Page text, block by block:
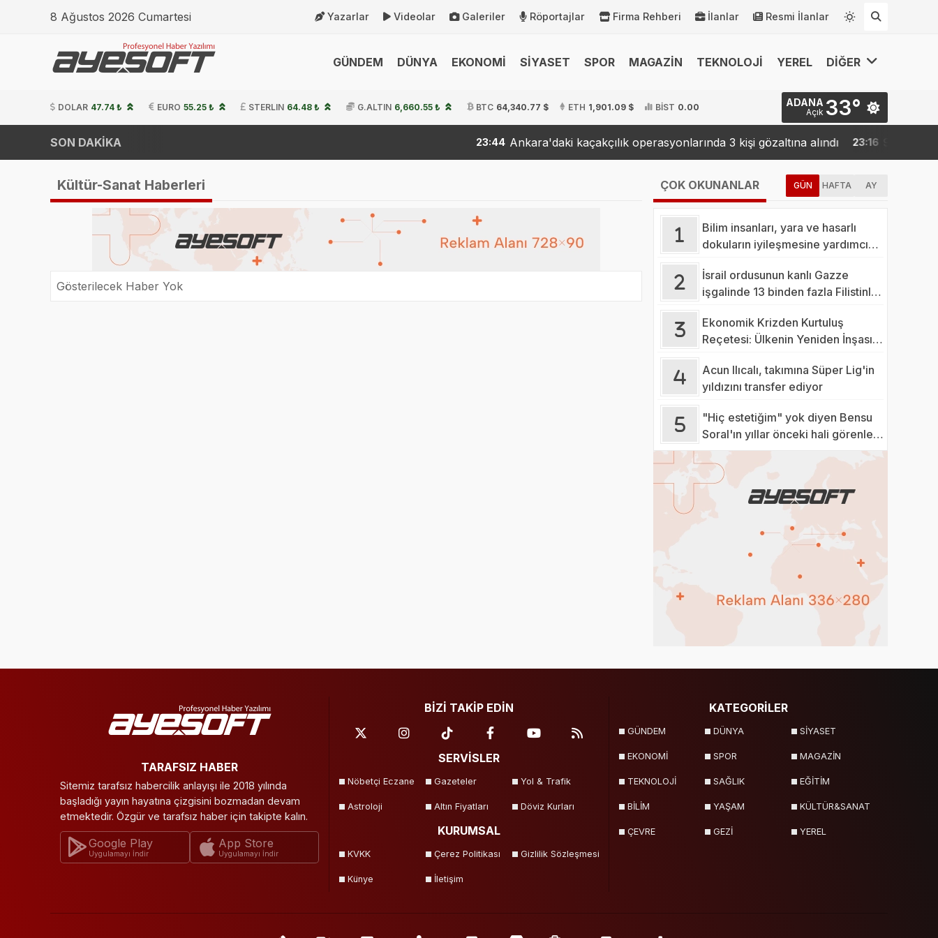
8 Ağustos 2026 Cumartesi Yazarlar Videolar Galeriler Röportajlar Firma Rehberi İlanlar Resmi İlanlar
GÜNDEM DÜNYA EKONOMİ SİYASET SPOR MAGAZİN TEKNOLOJİ YEREL DİĞER
DOLAR 47.74 ₺ EURO 55.25 ₺ STERLIN 64.48 ₺ G.ALTIN 6,660.55 ₺ BTC 64,340.77 $ ETH 1,901.09 $ BİST 0.00 ADANA
Açık 33°
SON DAKİKA 23:44 Ankara'daki kaçakçılık operasyonlarında 3 kişi gözaltına alındı 23:16 9 ilde
Kültür-Sanat Haberleri
Gösterilecek Haber Yok
ÇOK OKUNANLAR GÜN HAFTA AY
Bilim insanları, yara ve hasarlı
dokuların iyileşmesine yardımcı
İsrail ordusunun kanlı Gazze
işgalinde 13 binden fazla Filistinli
Ekonomik Krizden Kurtuluş
Reçetesi: Ülkenin Yeniden İnşası
Acun Ilıcalı, takımına Süper Lig'in
yıldızını transfer ediyor
"Hiç estetiğim" yok diyen Bensu
Soral'ın yıllar önceki hali görenleri
şaşkına çevirdi
TARAFSIZ HABER
Sitemiz tarafsız habercilik anlayışı ile 2018 yılında
başladığı yayın hayatına çizgisini bozmadan devam
etmektedir. Özgür ve tarafsız haber için takipte kalın.
Google Play
Uygulamayı İndir
App Store
Uygulamayı İndir
BİZİ TAKİP EDİN
SERVİSLER
Nöbetçi Eczane Gazeteler Yol & Trafik
Astroloji Altın Fiyatları Döviz Kurları
KURUMSAL
KVKK Çerez Politikası Gizlilik Sözleşmesi
Künye İletişim
KATEGORİLER
GÜNDEM DÜNYA SİYASET
EKONOMİ SPOR MAGAZİN
TEKNOLOJİ SAĞLIK EĞİTİM
BİLİM YAŞAM KÜLTÜR&SANAT
ÇEVRE GEZİ YEREL